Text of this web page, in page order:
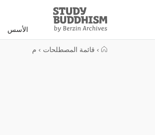
Study
Buddhism
Home
الأسس
› قائمة المصطلحات › م